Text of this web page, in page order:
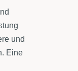
und
Eine